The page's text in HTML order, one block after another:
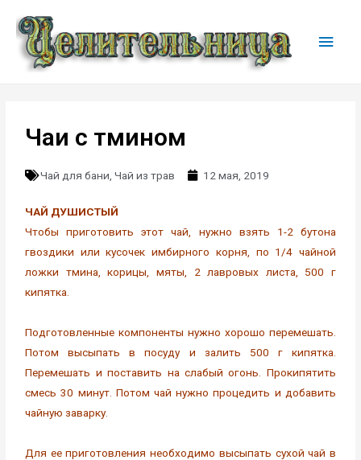
Чаи с тмином
Чай для бани ,Чай из трав 12 мая, 2019
ЧАЙ ДУШИСТЫЙ
Чтобы приготовить этот чай, нужно взять 1-2 бутона
гвоздики или кусочек имбирного корня, по 1/4 чайной
ложки тмина, корицы, мяты, 2 лавровых листа, 500 г
кипятка.
Подготовленные компоненты нужно хорошо перемешать.
Потом высыпать в посуду и залить 500 г кипятка.
Перемешать и поставить на слабый огонь. Прокипятить
смесь 30 минут. Потом чай нужно процедить и добавить
чайную заварку.
Для ее приготовления необходимо высыпать сухой чай в